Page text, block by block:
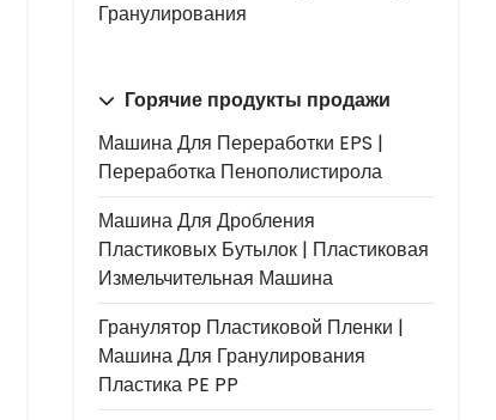
Гранулирования
Горячие продукты продажи
Машина Для Переработки EPS |
Переработка Пенополистирола
Машина Для Дробления
Пластиковых Бутылок | Пластиковая
Измельчительная Машина
Гранулятор Пластиковой Пленки |
Машина Для Гранулирования
Пластика PE PP